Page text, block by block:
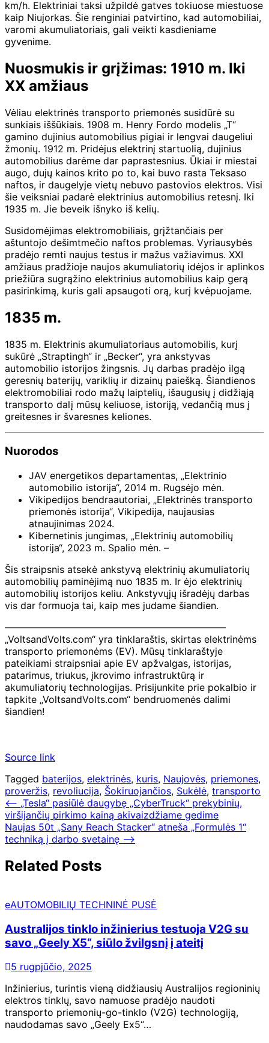
km/h. Elektriniai taksi užpildė gatves tokiuose miestuose
kaip Niujorkas. Šie renginiai patvirtino, kad automobiliai,
varomi akumuliatoriais, gali veikti kasdieniame
gyvenime.
Nuosmukis ir grįžimas: 1910 m. Iki
XX amžiaus
Vėliau elektrinės transporto priemonės susidūrė su
sunkiais iššūkiais. 1908 m. Henry Fordo modelis „T“
gamino dujinius automobilius pigiai ir lengvai daugeliui
žmonių. 1912 m. Pridėjus elektrinį startuolią, dujinius
automobilius darėme dar paprastesnius. Ūkiai ir miestai
augo, dujų kainos krito po to, kai buvo rasta Teksaso
naftos, ir daugelyje vietų nebuvo pastovios elektros. Visi
šie veiksniai padarė elektrinius automobilius retesnį. Iki
1935 m. Jie beveik išnyko iš kelių.
Susidomėjimas elektromobiliais, grįžtančiais per
aštuntojo dešimtmečio naftos problemas. Vyriausybės
pradėjo remti naujus testus ir mažus važiavimus. XXI
amžiaus pradžioje naujos akumuliatorių idėjos ir aplinkos
priežiūra sugrąžino elektrinius automobilius kaip gerą
pasirinkimą, kuris gali apsaugoti orą, kurį kvėpuojame.
1835 m.
1835 m. Elektrinis akumuliatoriaus automobilis, kurį
sukūrė „Straptingh“ ir „Becker“, yra ankstyvas
automobilio istorijos žingsnis. Jų darbas pradėjo ilgą
geresnių baterijų, variklių ir dizainų paiešką. Šiandienos
elektromobiliai rodo mažų laiptelių, išaugusių į didžiąją
transporto dalį mūsų keliuose, istoriją, vedančią mus į
greitesnes ir švaresnes keliones.
Nuorodos
JAV energetikos departamentas, „Elektrinio
automobilio istorija“, 2014 m. Rugsėjo mėn.
Vikipedijos bendraautoriai, „Elektrinės transporto
priemonės istorija“, Vikipedija, naujausias
atnaujinimas 2024.
Kibernetinis jungimas, „Elektrinių automobilių
istorija“, 2023 m. Spalio mėn. –
Šis straipsnis atsekė ankstyvą elektrinių akumuliatorių
automobilių paminėjimą nuo 1835 m. Ir ėjo elektrinių
automobilių istorijos keliu. Ankstyvųjų išradėjų darbas
vis dar formuoja tai, kaip mes judame šiandien.
———————————————————————
„VoltsandVolts.com“ yra tinklaraštis, skirtas elektrinėms
transporto priemonėms (EV). Mūsų tinklaraštyje
pateikiami straipsniai apie EV apžvalgas, istorijas,
patarimus, triukus, įkrovimo infrastruktūrą ir
akumuliatorių technologijas. Prisijunkite prie pokalbio ir
tapkite „VoltsandVolts.com“ bendruomenės dalimi
šiandien!
Source link
Tagged baterijos, elektrinės, kuris, Naujovės, priemones,
proveržis, revoliucija, Šokiruojančios, Sukėlė, transporto
Navigacija
tarp
įrašų
⟵ „Tesla“ pasiūlė daugybę „CyberTruck“ prekybinių,
viršijančių pirkimo kainą akivaizdžiame gedime
Naujas 50t „Sany Reach Stacker“ atneša „Formulės 1“
techniką į darbo svetainę ⟶
Related Posts
eAUTOMOBILIŲ TECHNINĖ PUSĖ
Australijos tinklo inžinierius testuoja V2G su
savo „Geely X5“, siūlo žvilgsnį į ateitį
5 rugpjūčio, 2025
Inžinierius, turintis vieną didžiausių Australijos regioninių
elektros tinklų, savo namuose pradėjo naudoti
transporto priemonių-go-tinklo (V2G) technologiją,
naudodamas savo „Geely Ex5“…